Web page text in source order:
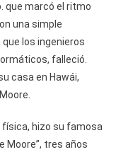
que marcó el ritmo
una simple
los ingenieros
falleció.
casa en Hawái,
física, hizo su famosa
Moore”, tres años